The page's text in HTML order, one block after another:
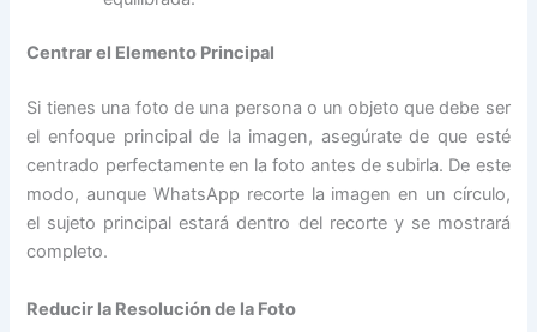
Centrar el Elemento Principal
Si tienes una foto de una persona o un objeto que debe ser
el enfoque principal de la imagen, asegúrate de que esté
centrado perfectamente en la foto antes de subirla. De este
modo, aunque WhatsApp recorte la imagen en un círculo,
el sujeto principal estará dentro del recorte y se mostrará
completo.
Reducir la Resolución de la Foto